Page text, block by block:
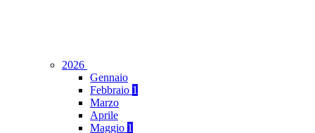
2026
Gennaio
Febbraio 1
Marzo
Aprile
Maggio 1